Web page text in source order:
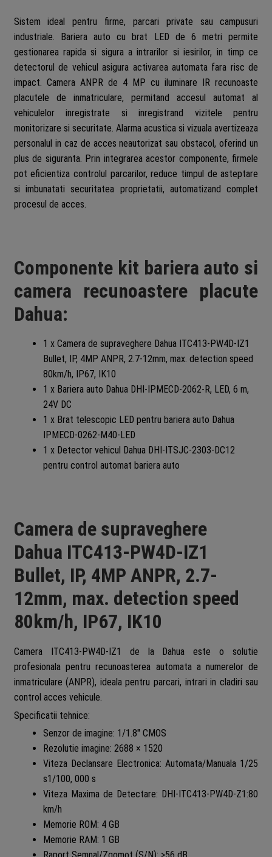
detectie
vehicul
Sistem ideal pentru firme, parcari private sau campusuri
industriale. Bariera auto cu brat LED de 6 metri permite
gestionarea rapida si sigura a intrarilor si iesirilor, in timp ce
detectorul de vehicul asigura activarea automata fara risc de
impact. Camera ANPR de 4 MP cu iluminare IR recunoaste
placutele de inmatriculare, permitand accesul automat al
vehiculelor inregistrate si inregistrand vizitele pentru
monitorizare si securitate. Alarma acustica si vizuala avertizeaza
personalul in caz de acces neautorizat sau obstacol, oferind un
plus de siguranta. Prin integrarea acestor componente, firmele
pot eficientiza controlul parcarilor, reduce timpul de asteptare
si imbunatati securitatea proprietatii, automatizand complet
procesul de acces.
Componente kit bariera auto si
camera recunoastere placute
Dahua:
1 x Camera de supraveghere Dahua ITC413-PW4D-IZ1
Bullet, IP, 4MP ANPR, 2.7-12mm, max. detection speed
80km/h, IP67, IK10
1 x Bariera auto Dahua DHI‑IPMECD‑2062‑R, LED, 6 m,
24V DC
1 x Brat telescopic LED pentru bariera auto Dahua
IPMECD‑0262‑M40‑LED
1 x Detector vehicul Dahua DHI‑ITSJC‑2303‑DC12
pentru control automat bariera auto
Camera de supraveghere
Dahua ITC413-PW4D-IZ1
Bullet, IP, 4MP ANPR, 2.7-
12mm, max. detection speed
80km/h, IP67, IK10
Camera ITC413-PW4D-IZ1 de la Dahua este o solutie
profesionala pentru recunoasterea automata a numerelor de
inmatriculare (ANPR), ideala pentru parcari, intrari in cladiri sau
control acces vehicule.
Specificatii tehnice:
Senzor de imagine: 1/1.8″ CMOS
Rezolutie imagine: 2688 × 1520
Viteza Declansare Electronica: Automata/Manuala 1/25
s1/100, 000 s
Viteza Maxima de Detectare: DHI-ITC413-PW4D-Z1:80
km/h
Memorie ROM: 4 GB
Memorie RAM: 1 GB